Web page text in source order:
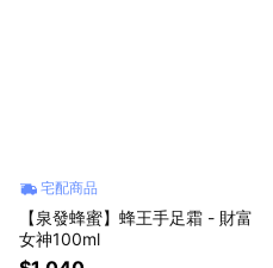
宅配商品
【泉發蜂蜜】蜂王手足霜 - 財富
女神100ml